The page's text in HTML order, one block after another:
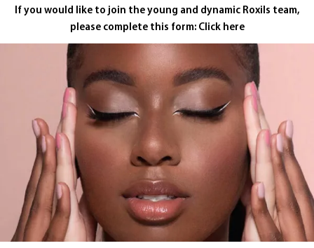
If you would like to join the young and dynamic Roxils team,
please complete this form: Click here